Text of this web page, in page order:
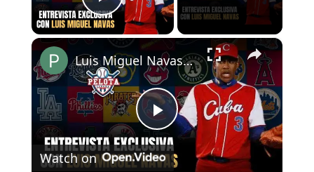
Play Video
×
P
Luis Miguel Navas y la realidad del béisbol cubano
Watch on